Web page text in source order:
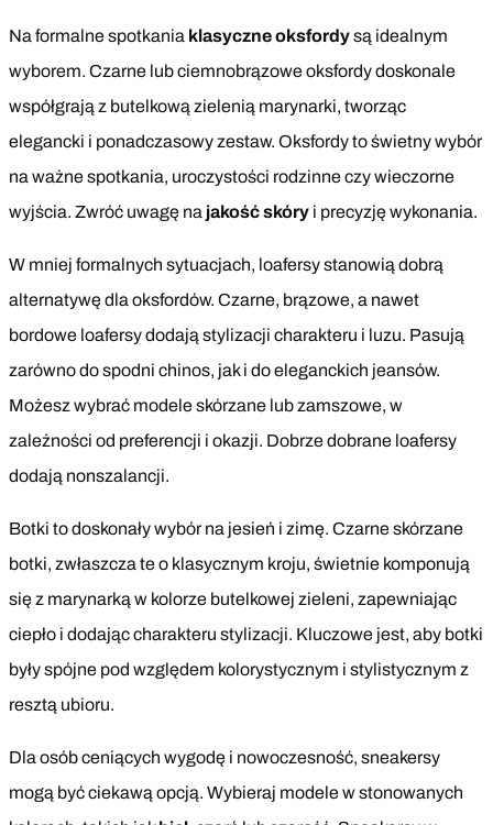
Na formalne spotkania klasyczne oksfordysą idealnym
wyborem. Czarne lub ciemnobrązowe oksfordy doskonale
współgrają z butelkową zielenią marynarki, tworząc
elegancki i ponadczasowy zestaw. Oksfordy to świetny wybór
na ważne spotkania, uroczystości rodzinne czy wieczorne
wyjścia. Zwróć uwagę na jakość skóry i precyzję wykonania.
W mniej formalnych sytuacjach, loafersy stanowią dobrą
alternatywę dla oksfordów. Czarne, brązowe, a nawet
bordowe loafersy dodają stylizacji charakteru i luzu. Pasują
zarówno do spodni chinos, jak i do eleganckich jeansów.
Możesz wybrać modele skórzane lub zamszowe, w
zależności od preferencji i okazji. Dobrze dobrane loafersy
dodają nonszalancji.
Botki to doskonały wybór na jesień i zimę. Czarne skórzane
botki, zwłaszcza te o klasycznym kroju, świetnie komponują
się z marynarką w kolorze butelkowej zieleni, zapewniając
ciepło i dodając charakteru stylizacji. Kluczowe jest, aby botki
były spójne pod względem kolorystycznym i stylistycznym z
resztą ubioru.
Dla osób ceniących wygodę i nowoczesność, sneakersy
mogą być ciekawą opcją. Wybieraj modele w stonowanych